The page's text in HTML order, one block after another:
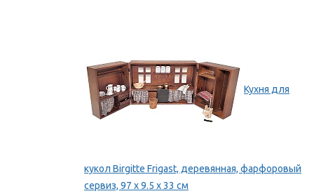
Кухня для
кукол Birgitte Frigast, деревянная, фарфоровый
сервиз, 97 x 9.5 x 33 см